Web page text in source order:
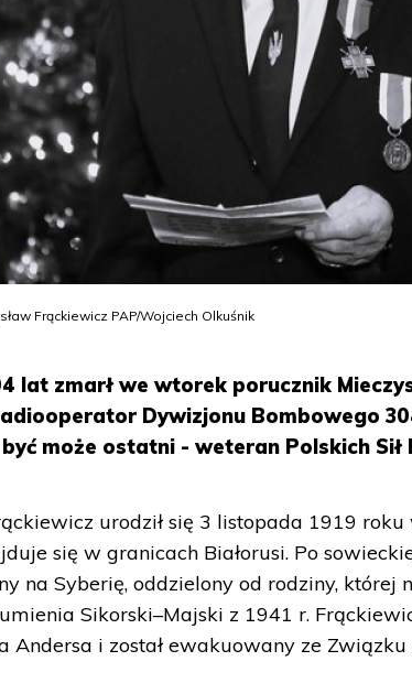
Frąckiewicz PAP/Wojciech Olkuśnik
lat zmarł we wtorek porucznik
Dywizjonu Bombowego
może ostatni - weteran Polskich Sił
urodził się 3 listopada 1919
się w granicach Białorusi. Po
na Syberię, oddzielony od rodziny, której
Sikorski–Majski z 1941 r.
Andersa i został ewakuowany ze